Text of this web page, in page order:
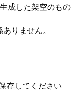
成した架空のもの
りません。
存してください